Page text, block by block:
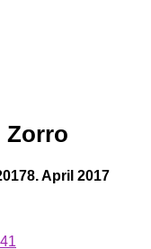
Zorro
8. April 2017